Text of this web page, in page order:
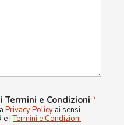
e Condizioni *
Privacy Policy ai sensi
e iTermini e Condizioni.